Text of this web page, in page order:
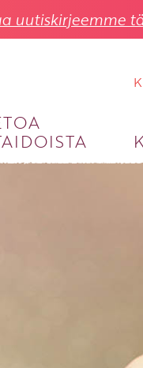
uutiskirjeemme
SISÄÄN